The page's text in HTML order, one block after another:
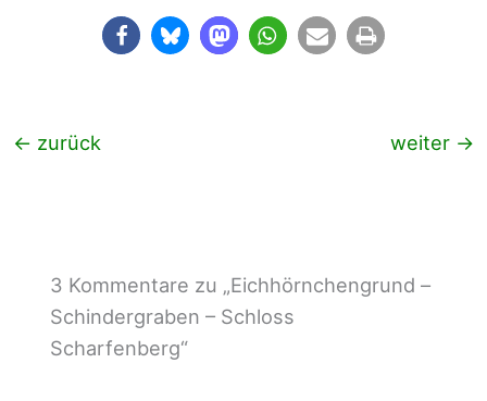
← zurück weiter →
3 Kommentare zu „Eichhörnchengrund –
Schindergraben – Schloss
Scharfenberg“